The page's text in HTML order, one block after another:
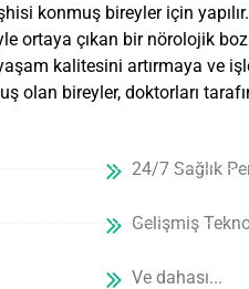
konmuş bireyler için
ortaya çıkan bir nörolojik
kalitesini artırmaya ve
olan bireyler, doktorları
24/7 Sağlık
Gelişmiş
Ve dahası...